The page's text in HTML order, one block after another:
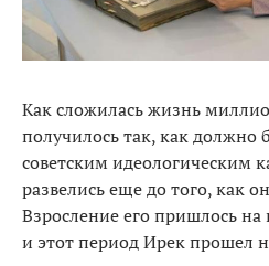
Как сложилась жизнь
получилось так, как должно
советским идеологическим
развелись еще до того, как
Взросление его пришлось
и этот период Ирек прошел